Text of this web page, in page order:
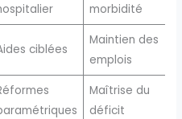
morbidité
ciblées
Maintien des
emplois
Maîtrise du
déficit